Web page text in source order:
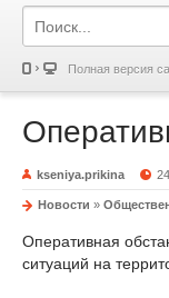
Полная версия
kseniya.prikina
Новости »
Оперативная
ситуаций на